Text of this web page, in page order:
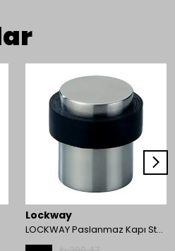
Lockway
LOCKWAY Paslanmaz Kapı Stoperi